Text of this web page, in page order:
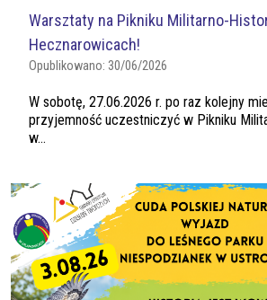
Warsztaty na Pikniku Militarno-
Hecznarowicach!
Opublikowano: 30/06/2026
W sobotę, 27.06.2026 r. po raz kolejny
przyjemność uczestniczyć w Pikniku
w...